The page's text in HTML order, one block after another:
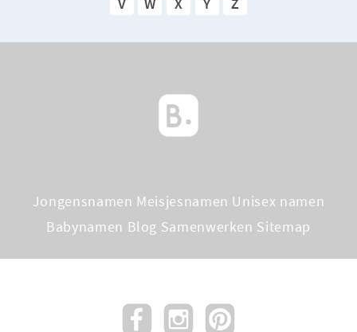
Jongensnamen Meisjesnamen Unisex namen
Babynamen Blog Samenwerken Sitemap